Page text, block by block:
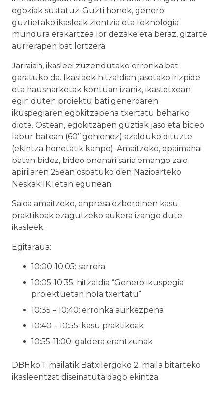
egokiak sustatuz. Guzti honek, genero
guztietako ikasleak zientzia eta teknologia
mundura erakartzea lor dezake eta beraz, gizarte
aurrerapen bat lortzera.
Jarraian, ikasleei zuzendutako erronka bat
garatuko da. Ikasleek hitzaldian jasotako irizpide
eta hausnarketak kontuan izanik, ikastetxean
egin duten proiektu bati generoaren
ikuspegiaren egokitzapena txertatu beharko
diote. Ostean, egokitzapen guztiak jaso eta bideo
labur batean (60’’ gehienez) azalduko dituzte
(ekintza honetatik kanpo). Amaitzeko, epaimahai
baten bidez, bideo onenari saria emango zaio
apirilaren 25ean ospatuko den Nazioarteko
Neskak IKTetan egunean.
Saioa amaitzeko, enpresa ezberdinen kasu
praktikoak ezagutzeko aukera izango dute
ikasleek.
Egitaraua:
10:00-10:05: sarrera
10:05-10:35: hitzaldia “Genero ikuspegia
proiektuetan nola txertatu“
10:35 – 10:40: erronka aurkezpena
10:40 – 10:55: kasu praktikoak
10:55-11:00: galdera erantzunak
DBHko 1. mailatik Batxilergoko 2. maila bitarteko
ikasleentzat diseinatuta dago ekintza.